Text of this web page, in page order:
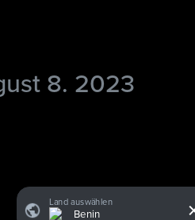
8. 2023
Land auswählen